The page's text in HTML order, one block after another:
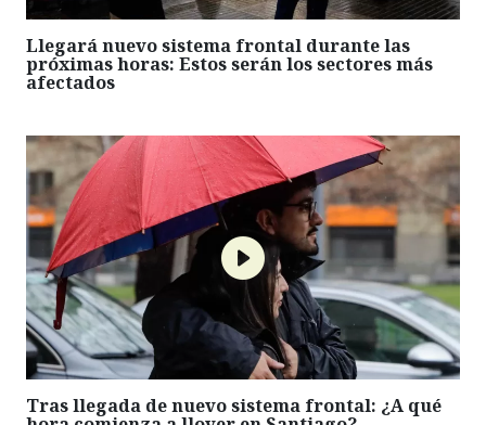
Llegará nuevo sistema frontal durante las
próximas horas: Estos serán los sectores más
afectados
Tras llegada de nuevo sistema frontal: ¿A qué